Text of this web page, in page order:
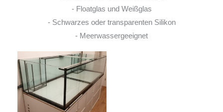
- Floatglas und Weißglas
- Schwarzes oder transparenten Silikon
- Meerwassergeeignet